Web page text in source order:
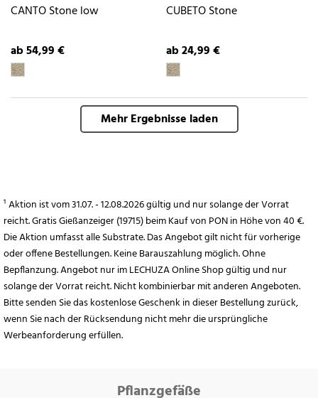
CANTO Stone low
ab 54,99 €
CUBETO Stone
ab 24,99 €
Mehr Ergebnisse laden
¹ Aktion ist vom 31.07. - 12.08.2026 gültig und nur solange der Vorrat
reicht. Gratis Gießanzeiger (19715) beim Kauf von PON in Höhe von 40 €.
Die Aktion umfasst alle Substrate. Das Angebot gilt nicht für vorherige
oder offene Bestellungen. Keine Barauszahlung möglich. Ohne
Bepflanzung. Angebot nur im LECHUZA Online Shop gültig und nur
solange der Vorrat reicht. Nicht kombinierbar mit anderen Angeboten.
Bitte senden Sie das kostenlose Geschenk in dieser Bestellung zurück,
wenn Sie nach der Rücksendung nicht mehr die ursprüngliche
Werbeanforderung erfüllen.
Pflanzgefäße